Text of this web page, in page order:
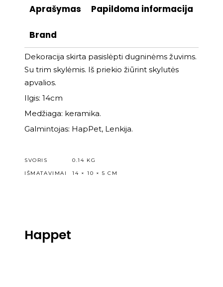
Aprašymas Papildoma informacija
Brand
Dekoracija skirta pasislėpti dugninėms žuvims.
Su trim skylėmis. Iš priekio žiūrint skylutės
apvalios.
Ilgis: 14cm
Medžiaga: keramika.
Galmintojas: HapPet, Lenkija.
SVORIS
0.14 KG
IŠMATAVIMAI
14 × 10 × 5 CM
Happet